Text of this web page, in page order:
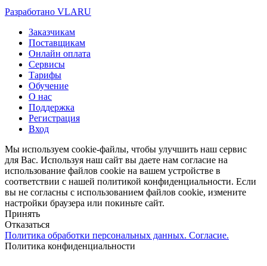
Разработано VLARU
Close
Menu
Заказчикам
Поставщикам
Онлайн оплата
Сервисы
Тарифы
Обучение
О нас
Поддержка
Регистрация
Вход
Мы используем cookie-файлы, чтобы улучшить наш сервис
для Вас. Используя наш сайт вы даете нам согласие на
использование файлов cookie на вашем устройстве в
соответствии с нашей политикой конфиденциальности. Если
вы не согласны с использованием файлов cookie, измените
настройки браузера или покиньте сайт.
Принять
Отказаться
Политика обработки персональных данных. Согласие.
Политика конфиденциальности